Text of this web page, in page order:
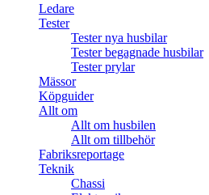
Ledare
Tester
Tester nya husbilar
Tester begagnade husbilar
Tester prylar
Mässor
Köpguider
Allt om
Allt om husbilen
Allt om tillbehör
Fabriksreportage
Teknik
Chassi